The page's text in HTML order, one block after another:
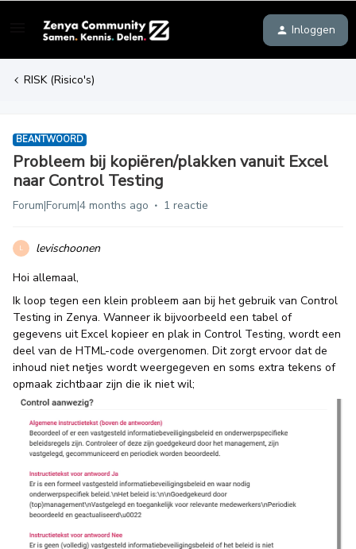
Inloggen
RISK (Risico's)
BEANTWOORD
Probleem bij kopiëren/plakken vanuit Excel
naar Control Testing
Forum|Forum|4 months ago 1 reactie
L
levischoonen
Hoi allemaal,
Ik loop tegen een klein probleem aan bij het gebruik van Control
Testing in Zenya. Wanneer ik bijvoorbeeld een tabel of
gegevens uit Excel kopieer en plak in Control Testing, wordt een
deel van de HTML-code overgenomen. Dit zorgt ervoor dat de
inhoud niet netjes wordt weergegeven en soms extra tekens of
opmaak zichtbaar zijn die ik niet wil;